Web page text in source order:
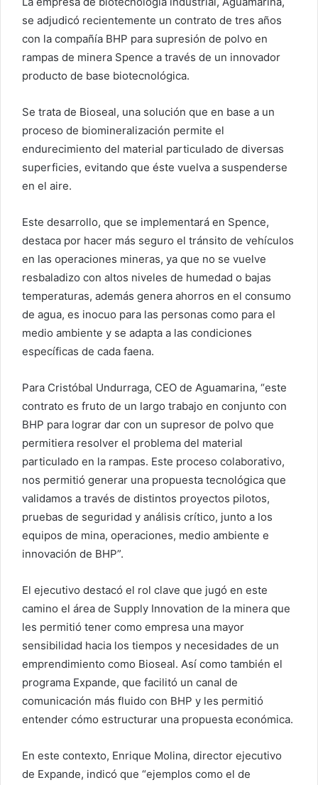
se adjudicó recientemente un contrato de tres años
con la compañía BHP para supresión de polvo en
rampas de minera Spence a través de un innovador
producto de base biotecnológica.
Se trata de Bioseal, una solución que en base a un
proceso de biomineralización permite el
endurecimiento del material particulado de diversas
superficies, evitando que éste vuelva a suspenderse
en el aire.
Este desarrollo, que se implementará en Spence,
destaca por hacer más seguro el tránsito de vehículos
en las operaciones mineras, ya que no se vuelve
resbaladizo con altos niveles de humedad o bajas
temperaturas, además genera ahorros en el consumo
de agua, es inocuo para las personas como para el
medio ambiente y se adapta a las condiciones
específicas de cada faena.
Para Cristóbal Undurraga, CEO de Aguamarina, “este
contrato es fruto de un largo trabajo en conjunto con
BHP para lograr dar con un supresor de polvo que
permitiera resolver el problema del material
particulado en la rampas. Este proceso colaborativo,
nos permitió generar una propuesta tecnológica que
validamos a través de distintos proyectos pilotos,
pruebas de seguridad y análisis crítico, junto a los
equipos de mina, operaciones, medio ambiente e
innovación de BHP”.
El ejecutivo destacó el rol clave que jugó en este
camino el área de Supply Innovation de la minera que
les permitió tener como empresa una mayor
sensibilidad hacia los tiempos y necesidades de un
emprendimiento como Bioseal. Así como también el
programa Expande, que facilitó un canal de
comunicación más fluido con BHP y les permitió
entender cómo estructurar una propuesta económica.
En este contexto, Enrique Molina, director ejecutivo
de Expande, indicó que “ejemplos como el de